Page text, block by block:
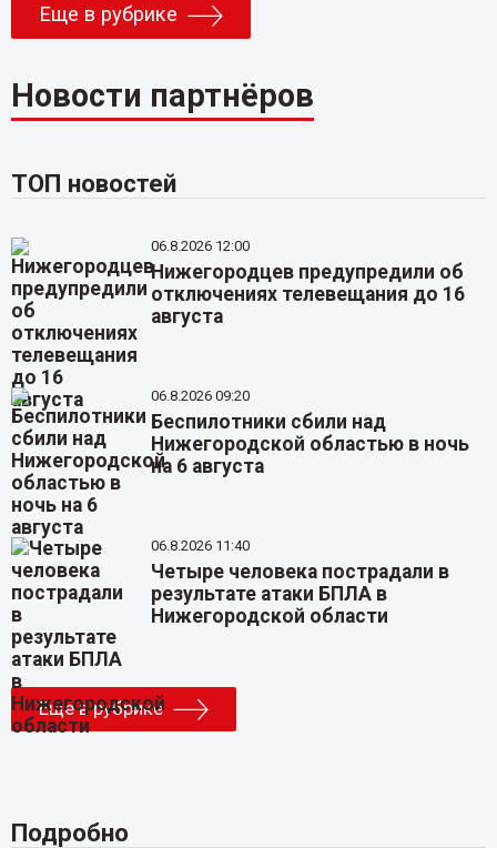
Еще в рубрике
Новости партнёров
ТОП новостей
06.8.2026 12:00
Нижегородцев предупредили об
отключениях телевещания до 16
августа
06.8.2026 09:20
Беспилотники сбили над
Нижегородской областью в ночь
на 6 августа
06.8.2026 11:40
Четыре человека пострадали в
результате атаки БПЛА в
Нижегородской области
Еще в рубрике
Подробно